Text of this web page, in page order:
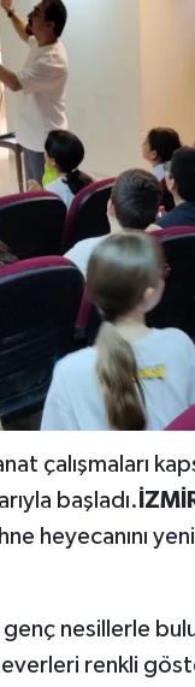
çalışmaları
başladı.
heyecanını
nesillerle
renkli